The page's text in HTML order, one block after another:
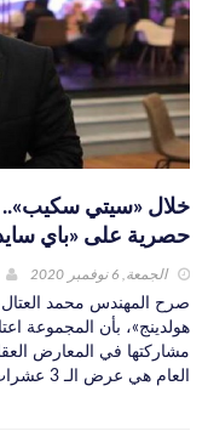
خلال «سيتي سكيب»..
حصرية على «باي
الجمعة, 6 نوفمبر 2020
صرح المهندس محمد
هولدينج»، بأن المجموعة
مشاركتها في المعارض
العام هي عرض الـ 3 عشرات،